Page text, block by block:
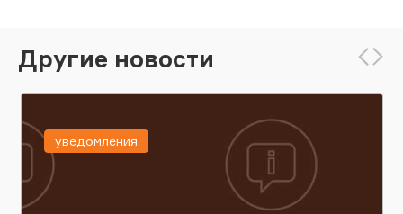
Другие новости
уведомления